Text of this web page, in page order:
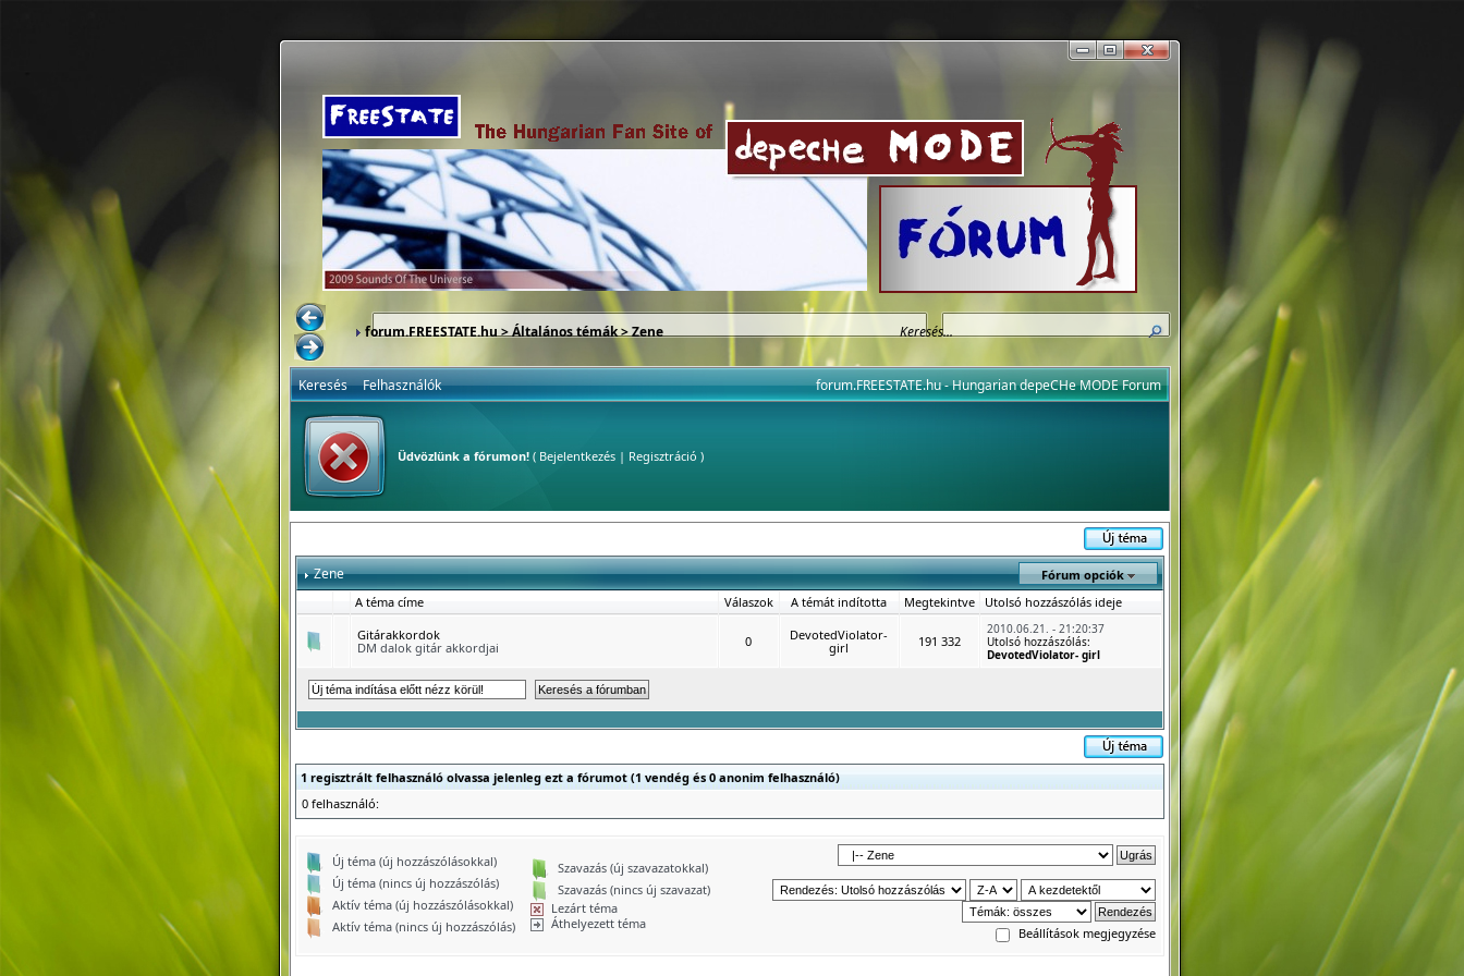
forum.FREESTATE.hu>Általános témák>Zene
forum.FREESTATE.hu - Hungarian depeCHe MODE Forum
Keresés Felhasználók
Üdvözlünk a fórumon!( Bejelentkezés| Regisztráció )
Zene
Fórum opciók
A téma címe
Válaszok A témát indította Megtekintve
Utolsó hozzászólás ideje
Gitárakkordok
DM dalok gitár akkordjai
0
DevotedViolator-
girl
191 332
2010.06.21. - 21:20:37
Utolsó hozzászólás:
DevotedViolator- girl
1 regisztrált felhasználó olvassa jelenleg ezt a fórumot (1 vendég és 0 anonim felhasználó)
0 felhasználó:
Új téma (új hozzászólásokkal)
Új téma (nincs új hozzászólás)
Aktív téma (új hozzászólásokkal)
Aktív téma (nincs új hozzászólás)
Szavazás (új szavazatokkal)
Szavazás (nincs új szavazat)
Lezárt téma
Áthelyezett téma
Beállítások megjegyzése